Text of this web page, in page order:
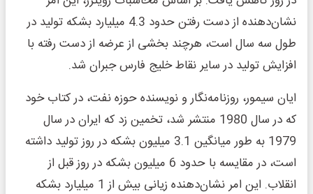
نشان‌دهنده از دست رفتن حدود 4.3 میلیارد بشکه تولید در
طول سه سال است، هرچند بخشی از عرضه از دست رفته با
افزایش تولید در سایر نقاط خلیج فارس جبران شد.
ایان سیمور، روزنامه‌نگار و نویسنده حوزه نفت، در کتاب خود
که در سال 1980 منتشر شد، تخمین زد که ایران در سال
1979 به طور میانگین 3.1 میلیون بشکه در روز تولید داشته
است، در مقایسه با حدود 6 میلیون بشکه در روز قبل از
انقلاب. این امر نشان‌دهنده زیانی بیش از 1 میلیارد بشکه